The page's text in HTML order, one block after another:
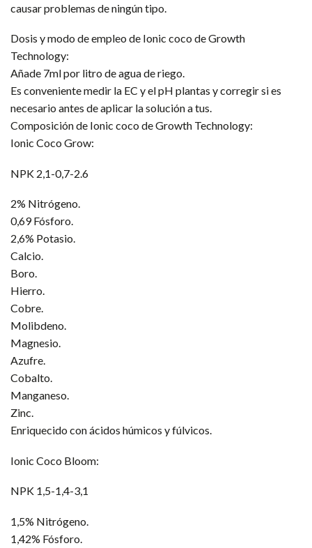
causar problemas de ningún tipo.
Dosis y modo de empleo de Ionic coco de Growth
Technology:
Añade 7ml por litro de agua de riego.
Es conveniente medir la EC y el pH plantas y corregir si es
necesario antes de aplicar la solución a tus.
Composición de Ionic coco de Growth Technology:
Ionic Coco Grow:
NPK 2,1-0,7-2.6
2% Nitrógeno.
0,69 Fósforo.
2,6% Potasio.
Calcio.
Boro.
Hierro.
Cobre.
Molibdeno.
Magnesio.
Azufre.
Cobalto.
Manganeso.
Zinc.
Enriquecido con ácidos húmicos y fúlvicos.
Ionic Coco Bloom:
NPK 1,5-1,4-3,1
1,5% Nitrógeno.
1,42% Fósforo.